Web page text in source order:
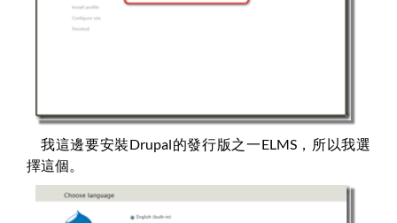
我這邊要安裝Drupal的發行版之一ELMS，所以我選
擇這個。